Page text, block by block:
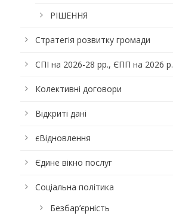
РІШЕННЯ
Стратегія розвитку громади
СПІ на 2026-28 рр., ЄПП на 2026 р.
Колективні договори
Відкриті дані
єВідновлення
Єдине вікно послуг
Соціальна політика
Безбар’єрність